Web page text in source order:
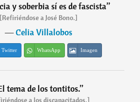
y soberbia sí es de fascista”
[Refiriéndose a José Bono.]
―Celia Villalobos
Twitter WhatsApp Imagen
tema de los tontitos.”
a los discapacitados.]